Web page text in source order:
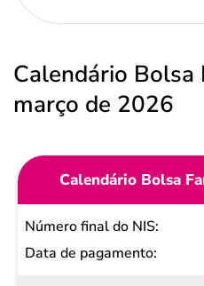
Calendário Bolsa
março de 2026
Calendário Bolsa
Número
final do